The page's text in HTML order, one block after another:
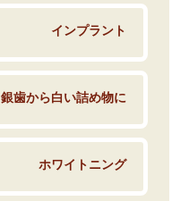
インプラント
銀歯から白い詰め物に
ホワイトニング